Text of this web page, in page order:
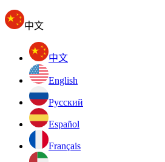
中文
中文
English
Pусский
Español
Français